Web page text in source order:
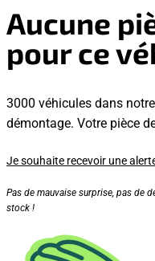
Aucune
pour ce
3000 véhicules dans
démontage. Votre pièce
Je souhaite recevoir une
Pas de mauvaise surprise, pas de
stock !